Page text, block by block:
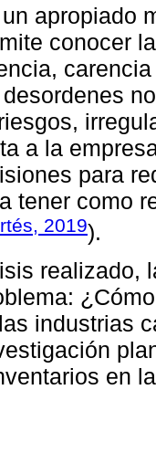
apropiado
conocer
a la
para
tener como
2019).
realizado,
industrias
en